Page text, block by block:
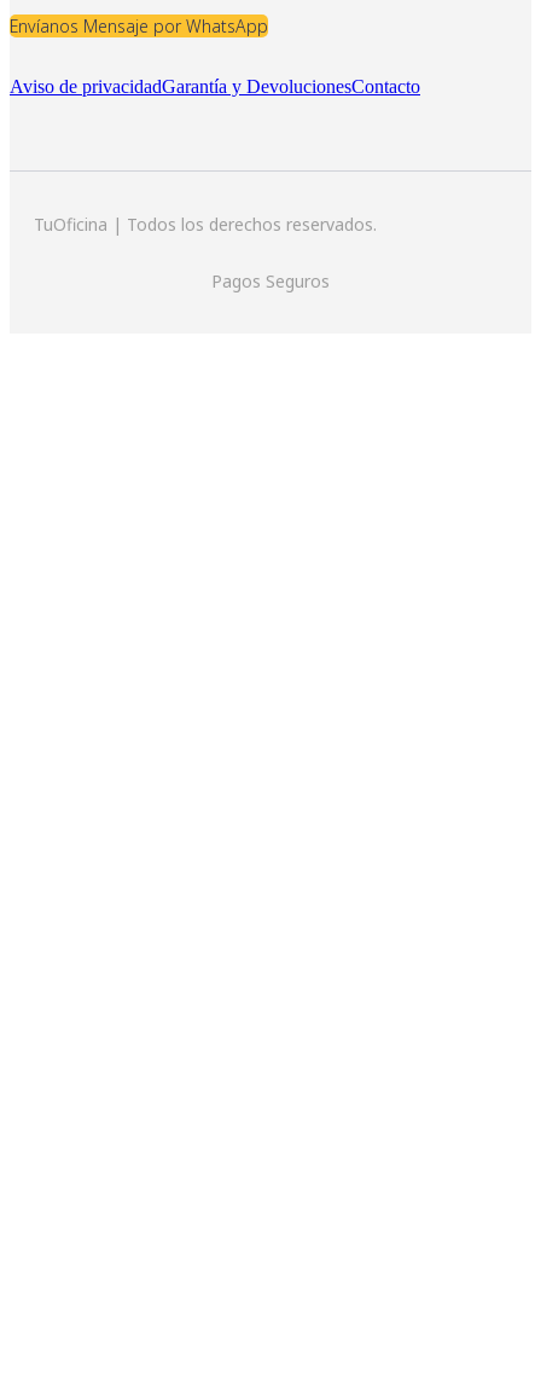
Envíanos Mensaje por WhatsApp
Aviso de privacidadGarantía y DevolucionesContacto
TuOficina | Todos los derechos reservados.
Pagos Seguros